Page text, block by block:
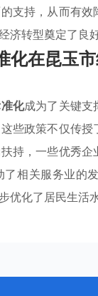
支持，从而有
济转型奠定了良
化在昆玉
化成为了关键支
些政策不仅传
持，一些优秀
相关服务业的
优化了居民生活